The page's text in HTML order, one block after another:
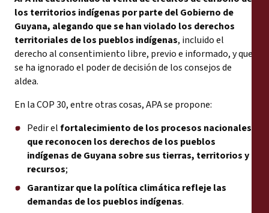
los territorios indígenas por parte del Gobierno de
Guyana, alegando que se han violado los derechos
territoriales de los pueblos indígenas, incluido el
derecho al consentimiento libre, previo e informado, y que
se ha ignorado el poder de decisión de los consejos de
aldea.
En la COP 30, entre otras cosas, APA se propone:
Pedir elfortalecimiento de los procesos nacionales
que reconocen los derechos de los pueblos
indígenas de Guyana sobre sus tierras, territorios y
recursos;
Garantizar que la política climática refleje las
demandas de los pueblos indígenas.